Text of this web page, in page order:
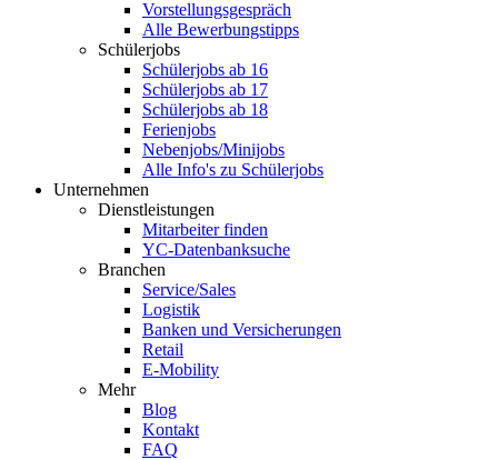
Vorstellungsgespräch
Alle Bewerbungstipps
Schülerjobs
Schülerjobs ab 16
Schülerjobs ab 17
Schülerjobs ab 18
Ferienjobs
Nebenjobs/Minijobs
Alle Info's zu Schülerjobs
Unternehmen
Dienstleistungen
Mitarbeiter finden
YC-Datenbanksuche
Branchen
Service/Sales
Logistik
Banken und Versicherungen
Retail
E-Mobility
Mehr
Blog
Kontakt
FAQ